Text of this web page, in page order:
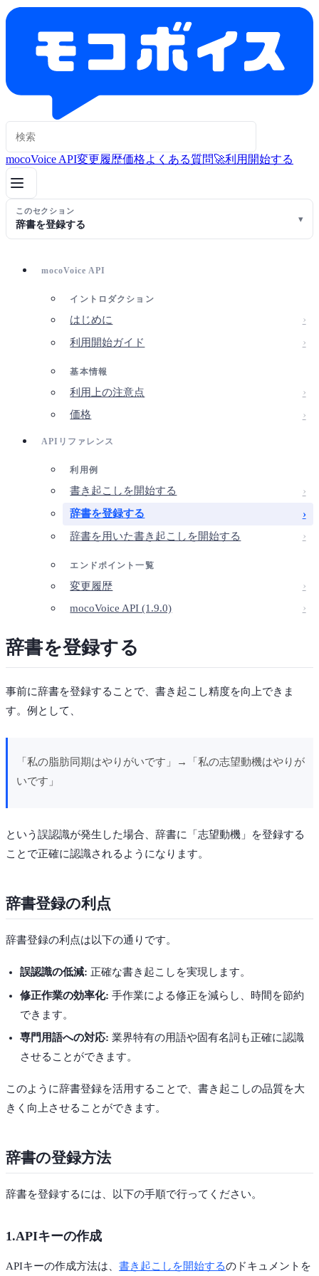
mocoVoice API変更履歴価格よくある質問🚀利用開始する
このセクション
辞書を登録する ▾
mocoVoice API
イントロダクション
はじめに
利用開始ガイド
基本情報
利用上の注意点
価格
APIリファレンス
利用例
書き起こしを開始する
辞書を登録する
辞書を用いた書き起こしを開始する
エンドポイント一覧
変更履歴
mocoVoice API (1.9.0)
辞書を登録する
事前に辞書を登録することで、書き起こし精度を向上できま
す。例として、
「私の脂肪同期はやりがいです」→「私の志望動機はやりが
いです」
という誤認識が発生した場合、辞書に「志望動機」を登録する
ことで正確に認識されるようになります。
辞書登録の利点
辞書登録の利点は以下の通りです。
誤認識の低減: 正確な書き起こしを実現します。
修正作業の効率化: 手作業による修正を減らし、時間を節約
できます。
専門用語への対応: 業界特有の用語や固有名詞も正確に認識
させることができます。
このように辞書登録を活用することで、書き起こしの品質を大
きく向上させることができます。
辞書の登録方法
辞書を登録するには、以下の手順で行ってください。
1.APIキーの作成
APIキーの作成方法は、 書き起こしを開始するのドキュメントを